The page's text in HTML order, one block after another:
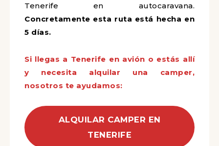
Tenerife en autocaravana.
Concretamente esta ruta está hecha en
5 días.
Si llegas a Tenerife en avión o estás allí
y necesita alquilar una camper,
nosotros te ayudamos:
ALQUILAR CAMPER EN
TENERIFE